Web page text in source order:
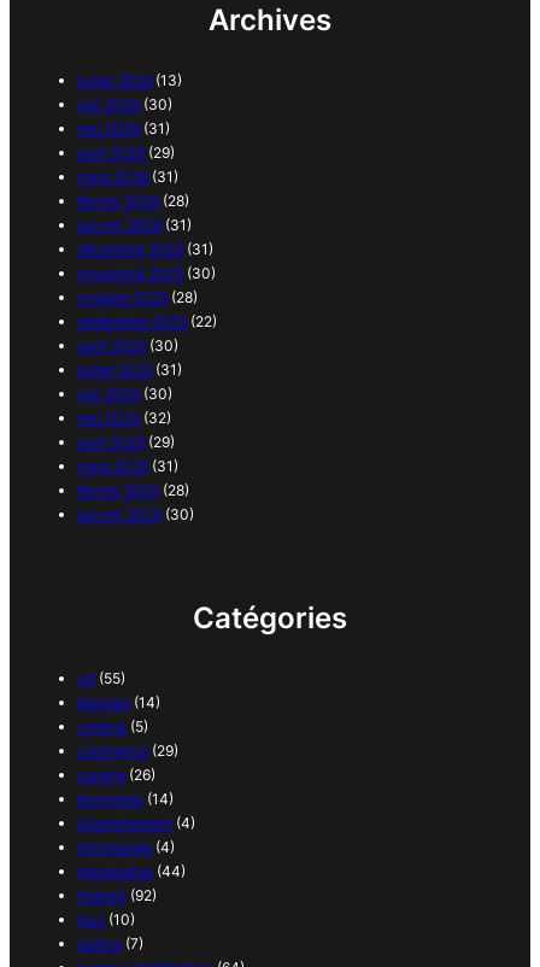
Archives
juillet 2026 (13)
juin 2026 (30)
mai 2026 (31)
avril 2026 (29)
mars 2026 (31)
février 2026 (28)
janvier 2026 (31)
décembre 2025 (31)
novembre 2025 (30)
octobre 2025 (28)
septembre 2025 (22)
août 2025 (30)
juillet 2025 (31)
juin 2025 (30)
mai 2025 (32)
avril 2025 (29)
mars 2025 (31)
février 2025 (28)
janvier 2025 (30)
Catégories
art (55)
biologie (14)
cinéma (5)
commerce (29)
cuisine (26)
économie (14)
enseignement (4)
étymologie (4)
géographie (44)
histoire (92)
jeux (10)
justice (7)